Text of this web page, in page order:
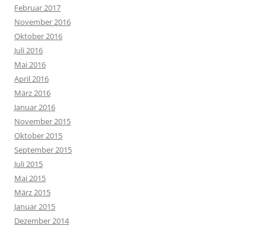
Februar 2017
November 2016
Oktober 2016
Juli 2016
Mai 2016
April 2016
März 2016
Januar 2016
November 2015
Oktober 2015
September 2015
Juli 2015
Mai 2015
März 2015
Januar 2015
Dezember 2014